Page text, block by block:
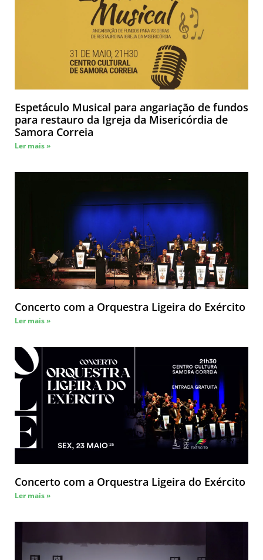
Espetáculo Musical para angariação de fundos
para restauro da Igreja da Misericórdia de
Samora Correia
Ler mais »
Concerto com a Orquestra Ligeira do Exército
Ler mais »
Concerto com a Orquestra Ligeira do Exército
Ler mais »